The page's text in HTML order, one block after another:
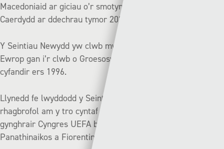
Macedoniaid ar giciau o’r smotyn yn Stadiwm Dinas
Caerdydd ar ddechrau tymor 2023/24.
Y Seintiau Newydd yw clwb mwyaf llwyddiannus Cymru yn
Ewrop gan i’r clwb o Groesoswallt chwarae’n gyson ar y
cyfandir ers 1996.
Llynedd fe lwyddodd y Seintiau i fynd heibio’r rowndiau
rhagbrofol am y tro cyntaf erioed gan gystadlu yn rownd y
gynghrair Cyngres UEFA ble chwaraeon nhw yn erbyn
Panathinaikos a Fiorentina.